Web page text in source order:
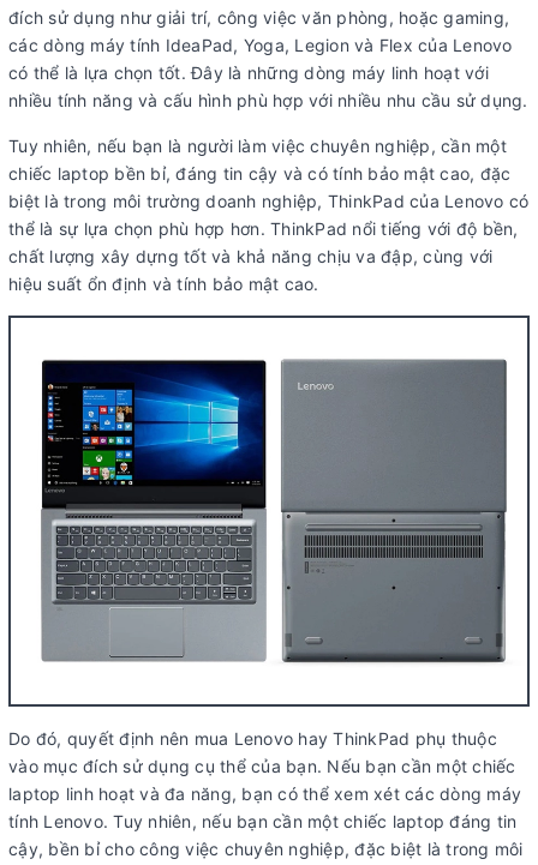
đích sử dụng như giải trí, công việc văn phòng, hoặc gaming,
các dòng máy tính IdeaPad, Yoga, Legion và Flex của Lenovo
có thể là lựa chọn tốt. Đây là những dòng máy linh hoạt với
nhiều tính năng và cấu hình phù hợp với nhiều nhu cầu sử dụng.
Tuy nhiên, nếu bạn là người làm việc chuyên nghiệp, cần một
chiếc laptop bền bỉ, đáng tin cậy và có tính bảo mật cao, đặc
biệt là trong môi trường doanh nghiệp, ThinkPad của Lenovo có
thể là sự lựa chọn phù hợp hơn. ThinkPad nổi tiếng với độ bền,
chất lượng xây dựng tốt và khả năng chịu va đập, cùng với
hiệu suất ổn định và tính bảo mật cao.
Do đó, quyết định nên mua Lenovo hay ThinkPad phụ thuộc
vào mục đích sử dụng cụ thể của bạn. Nếu bạn cần một chiếc
laptop linh hoạt và đa năng, bạn có thể xem xét các dòng máy
tính Lenovo. Tuy nhiên, nếu bạn cần một chiếc laptop đáng tin
cậy, bền bỉ cho công việc chuyên nghiệp, đặc biệt là trong môi